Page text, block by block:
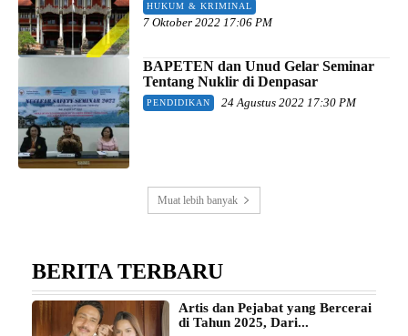
HUKUM & KRIMINAL
7 Oktober 2022 17:06 PM
BAPETEN dan Unud Gelar Seminar
Tentang Nuklir di Denpasar
PENDIDIKAN 24 Agustus 2022 17:30 PM
Muat lebih banyak
BERITA TERBARU
Artis dan Pejabat yang Bercerai
di Tahun 2025, Dari...